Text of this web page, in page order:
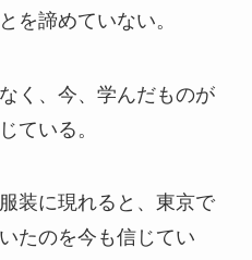
を諦めていない。
く、今、学んだものが
ている。
装に現れると、東京で
たのを今も信じてい